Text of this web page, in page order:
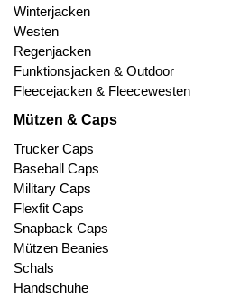
Winterjacken
Westen
Regenjacken
Funktionsjacken & Outdoor
Fleecejacken & Fleecewesten
Mützen & Caps
Trucker Caps
Baseball Caps
Military Caps
Flexfit Caps
Snapback Caps
Mützen Beanies
Schals
Handschuhe